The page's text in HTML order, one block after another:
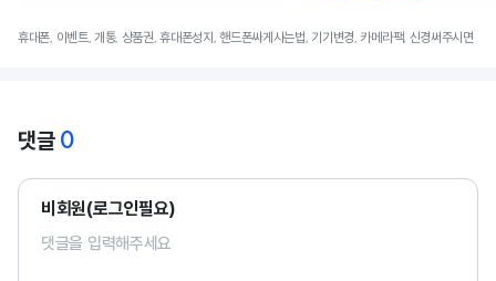
휴대폰, 이벤트, 개통, 상품권, 휴대폰성지, 핸드폰싸게사는법, 기기변경, 카메라팩, 신경써주시면
댓글 0
비회원(로그인필요)